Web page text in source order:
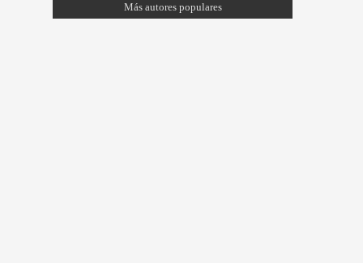
Más autores populares